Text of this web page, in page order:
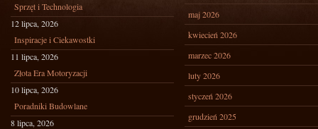
Sprzęt i Technologia
12 lipca, 2026
Inspiracje i Ciekawostki
11 lipca, 2026
Złota Era Motoryzacji
10 lipca, 2026
Poradniki Budowlane
8 lipca, 2026
maj 2026
kwiecień 2026
marzec 2026
luty 2026
styczeń 2026
grudzień 2025